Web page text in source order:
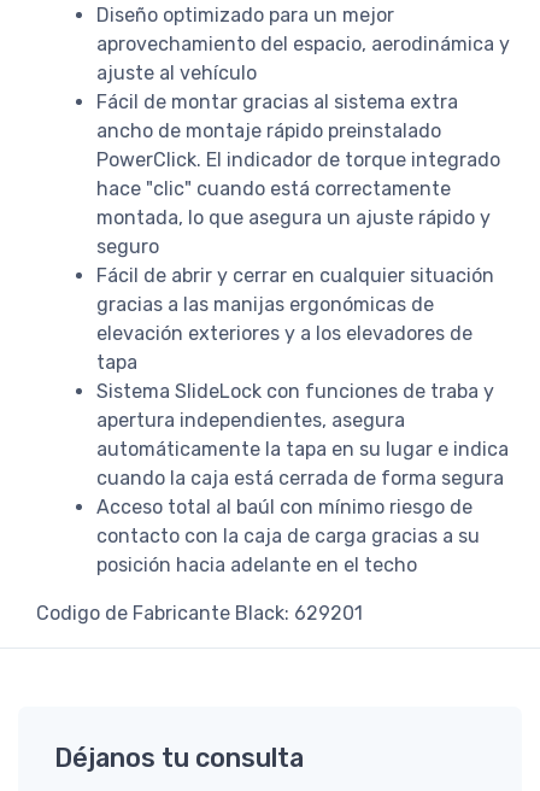
Diseño optimizado para un mejor
aprovechamiento del espacio, aerodinámica y
ajuste al vehículo
Fácil de montar gracias al sistema extra
ancho de montaje rápido preinstalado
PowerClick. El indicador de torque integrado
hace "clic" cuando está correctamente
montada, lo que asegura un ajuste rápido y
seguro
Fácil de abrir y cerrar en cualquier situación
gracias a las manijas ergonómicas de
elevación exteriores y a los elevadores de
tapa
Sistema SlideLock con funciones de traba y
apertura independientes, asegura
automáticamente la tapa en su lugar e indica
cuando la caja está cerrada de forma segura
Acceso total al baúl con mínimo riesgo de
contacto con la caja de carga gracias a su
posición hacia adelante en el techo
Codigo de Fabricante Black: 629201
Déjanos tu consulta